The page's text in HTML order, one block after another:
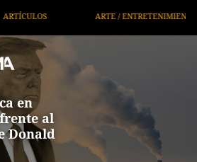
ARTE / ENTRETENIMIENTO
en
al
Donald